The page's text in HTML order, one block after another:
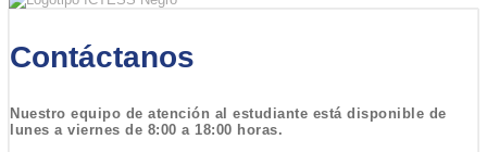
Contáctanos
Nuestro equipo de atención al estudiante está disponible de
lunes a viernes de 8:00 a 18:00 horas.